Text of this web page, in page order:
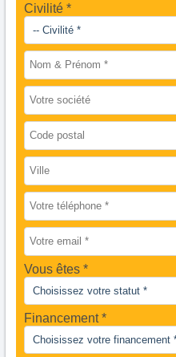
Civilité *
Vous êtes
Financement *